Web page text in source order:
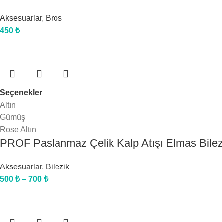
Aksesuarlar, Bros
450 ₺
Seçenekler
Altın
Gümüş
Rose Altın
PROF Paslanmaz Çelik Kalp Atışı Elmas
Aksesuarlar, Bilezik
500 ₺ – 700 ₺